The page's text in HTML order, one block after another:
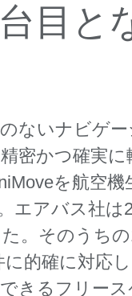
目と
ないナビゲ
密かつ確実に
を航空機
エアバス社は
。そのうち
的確に対応し
きるフリー